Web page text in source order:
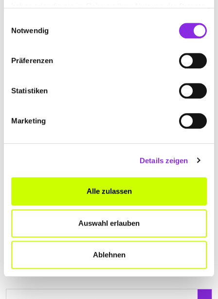
Notwendig
Präferenzen
Statistiken
Marketing
Details zeigen
Alle zulassen
Auswahl erlauben
Ablehnen
Am Wasserturm 1 | 98724 Neuhaus am Rennweg DE
+493679700330